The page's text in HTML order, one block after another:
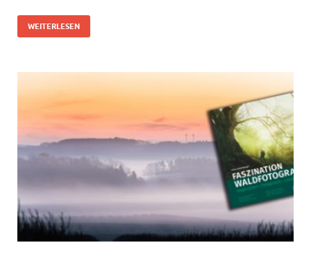
WEITERLESEN